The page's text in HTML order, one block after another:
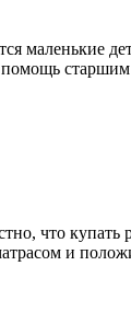
маленькие
что купать
и